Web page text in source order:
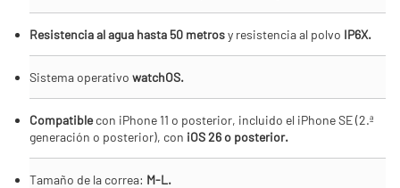
Resistencia al agua hasta 50 metrosy resistencia al polvo IP6X.
Sistema operativo watchOS.
Compatiblecon iPhone 11 o posterior, incluido el iPhone SE (2.ª
generación o posterior), con iOS 26 o posterior.
Tamaño de la correa: M-L.